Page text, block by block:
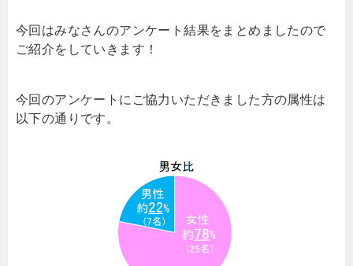
今回はみなさんのアンケート結果をまとめましたので
ご紹介をしていきます！
今回のアンケートにご協力いただきました方の属性は
以下の通りです。